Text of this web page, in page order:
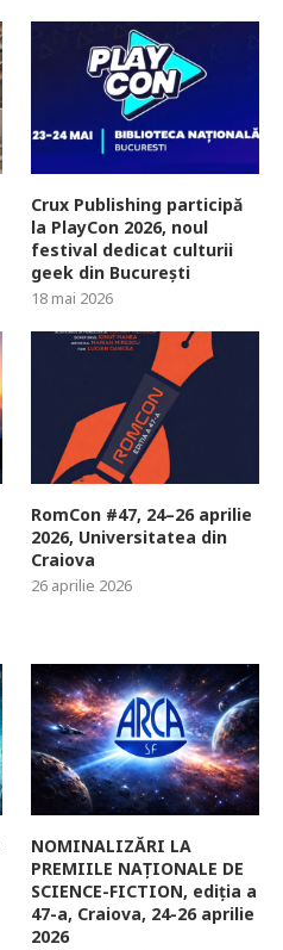
Crux Publishing participă
la PlayCon 2026, noul
festival dedicat culturii
geek din București
18 mai 2026
RomCon #47, 24–26 aprilie
2026, Universitatea din
Craiova
26 aprilie 2026
NOMINALIZĂRI LA
PREMIILE NAȚIONALE DE
SCIENCE-FICTION, ediția a
47-a, Craiova, 24-26 aprilie
2026